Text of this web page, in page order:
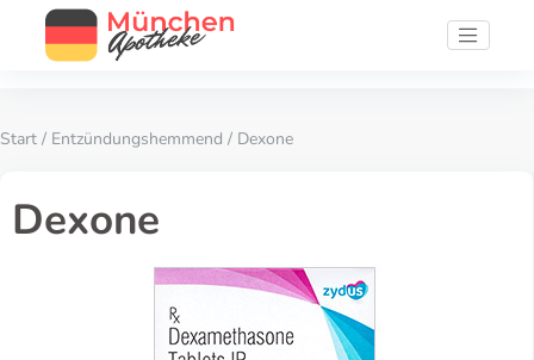
Start / Entzündungshemmend / Dexone
Dexone